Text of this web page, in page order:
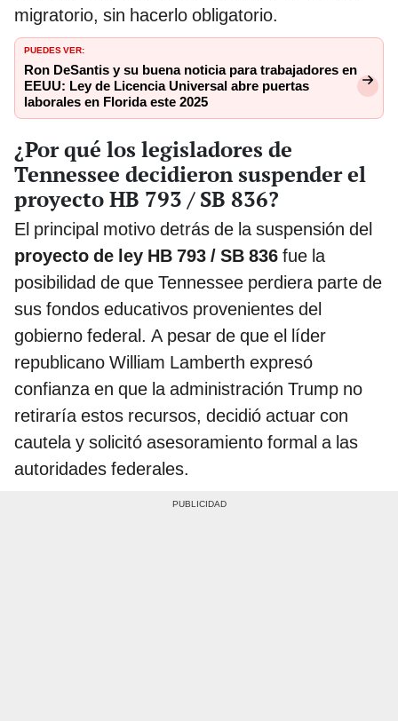
migratorio, sin hacerlo obligatorio.
PUEDES VER:
Ron DeSantis y su buena noticia para trabajadores en
EEUU: Ley de Licencia Universal abre puertas
laborales en Florida este 2025
¿Por qué los legisladores de
Tennessee decidieron suspender el
proyecto HB 793 / SB 836?
El principal motivo detrás de la suspensión del
proyecto de ley HB 793 / SB 836 fue la
posibilidad de que Tennessee perdiera parte de
sus fondos educativos provenientes del
gobierno federal. A pesar de que el líder
republicano William Lamberth expresó
confianza en que la administración Trump no
retiraría estos recursos, decidió actuar con
cautela y solicitó asesoramiento formal a las
autoridades federales.